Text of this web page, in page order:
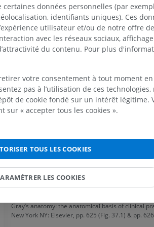
à la fois du nerf facial et de l'artère
Enfin, lafissure tympanomastoïdienne,
entre la partie tympanique et la partie
constitue le point de sortie du rameau
nerf vague, après que celui-ci a cheminé à
La traduction est incorrecte ?
Drake, R.L., Vogl, A.W. and Mitchell, A.W.M. (2009).
Head and Neck’ in Gray’s anatomy for Students.
Philadelphia PA 19103-2899: Elsevier, pp. 821, pp.
913 & pp 1050.
Gray’s anatomy: the anatomical basis of clinical
New York NY: Elsevier, pp. 625 (Fig. 37.1) & pp.
du membre
du membre
IRM de hanche
IRM
PREMIUM
IRM
PREMIUM
Arthroscanner
IRM de la
l'arrière-pied
IRM de l’avant-
données personnelles (par
identifiants uniques). Ces
utilisateur et/ou de notre offre
avec les réseaux sociaux,
du contenu. Pour plus
votre consentement à tout moment
pas à l’utilisation de ces
de cookie fondé sur un intérêt légitime.
sur « accepter tous les cookies ».
TOUS LES COOKIES
LES COOKIES